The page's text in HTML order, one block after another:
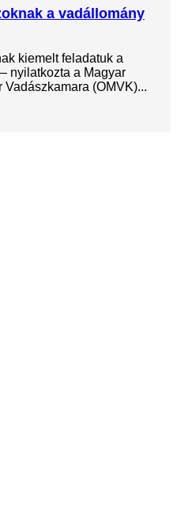
a vadállomány
kiemelt feladatuk a
nyilatkozta a Magyar
(OMVK)...